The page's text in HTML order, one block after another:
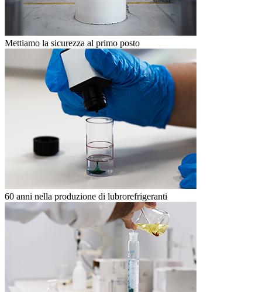
Mettiamo la sicurezza al primo posto
60 anni nella produzione di lubrorefrigeranti